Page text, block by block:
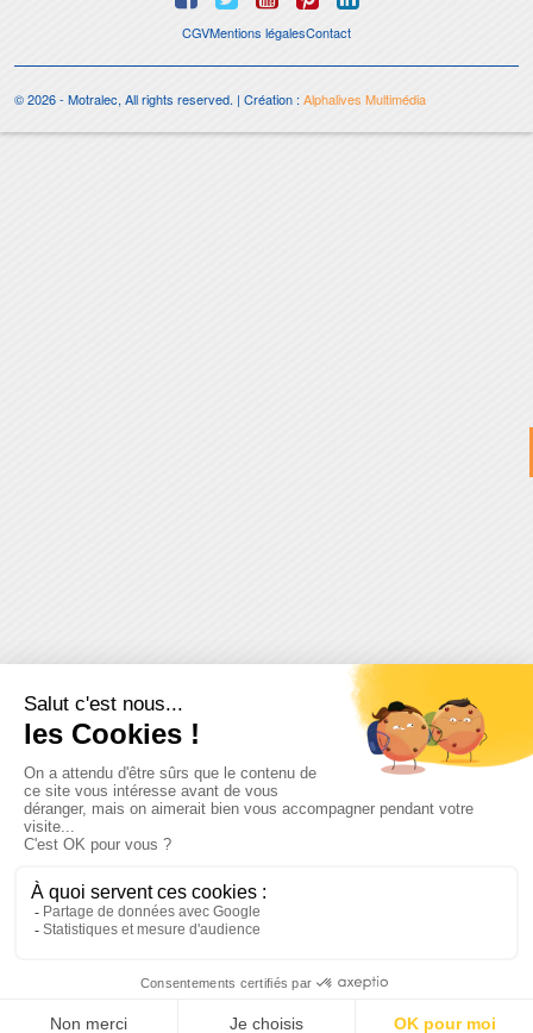
CGVMentions légalesContact
© 2026 - Motralec, All rights reserved. | Création :Alphalives Multimédia